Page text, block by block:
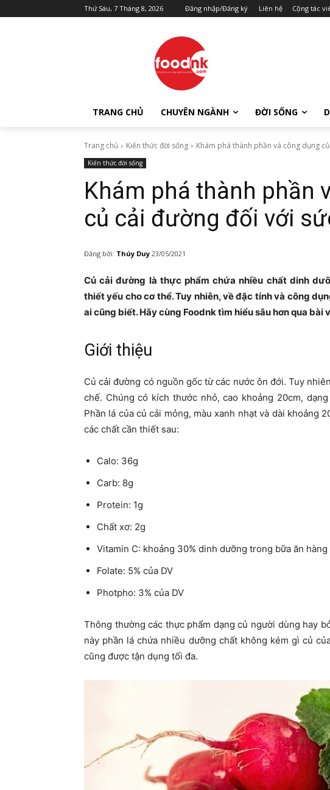
Thứ Sáu, 7 Tháng 8, 2026 Đăng nhập/Đăng ký Liên hệ Cộng tác
TRANG CHỦ CHUYÊN NGÀNH ĐỜI SỐNG
Trang chủ Kiến thức đời sống Khám phá thành phần và công dụng
Kiến thức đời sống
Khám phá thành phần
củ cải đường đối với
Đăng bởi: Thúy Duy 23/05/2021
Củ cải đường là thực phẩm chứa nhiều chất dinh
thiết yếu cho cơ thể. Tuy nhiên, về đặc tính và công
ai cũng biết. Hãy cùng Foodnk tìm hiểu sâu hơn qua bài
Giới thiệu
Củ cải đường có nguồn gốc từ các nước ôn đới. Tuy
chế. Chúng có kích thước nhỏ, cao khoảng 20cm,
Phần lá của củ cải mỏng, màu xanh nhạt và dài khoảng
các chất cần thiết sau:
Calo: 36g
Carb: 8g
Protein: 1g
Chất xơ: 2g
Vitamin C: khoảng 30% dinh dưỡng trong bữa ăn hàng
Folate: 5% của DV
Photpho: 3% của DV
Thông thường các thực phẩm dạng củ người dùng hay
này phần lá chứa nhiều dưỡng chất không kém gì củ
cũng được tận dụng tối đa.